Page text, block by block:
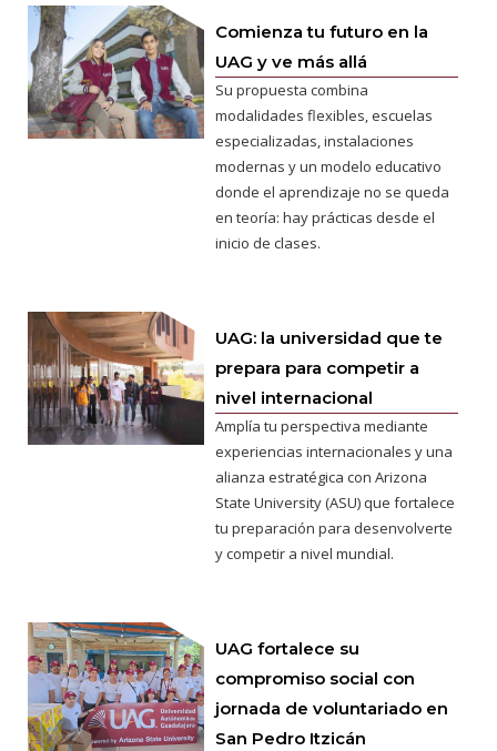
Comienza tu futuro en la
UAG y ve más allá
Su propuesta combina
modalidades flexibles, escuelas
especializadas, instalaciones
modernas y un modelo educativo
donde el aprendizaje no se queda
en teoría: hay prácticas desde el
inicio de clases.
UAG: la universidad que te
prepara para competir a
nivel internacional
Amplía tu perspectiva mediante
experiencias internacionales y una
alianza estratégica con Arizona
State University (ASU) que fortalece
tu preparación para desenvolverte
y competir a nivel mundial.
UAG fortalece su
compromiso social con
jornada de voluntariado en
San Pedro Itzicán